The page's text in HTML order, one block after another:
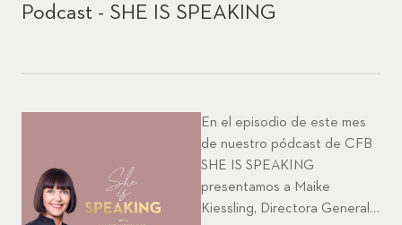
Podcast - SHE IS SPEAKING
En el episodio de este mes
de nuestro pódcast de CFB
SHE IS SPEAKING
presentamos a Maike
Kiessling, Directora General